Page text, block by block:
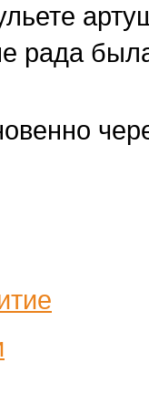
рада